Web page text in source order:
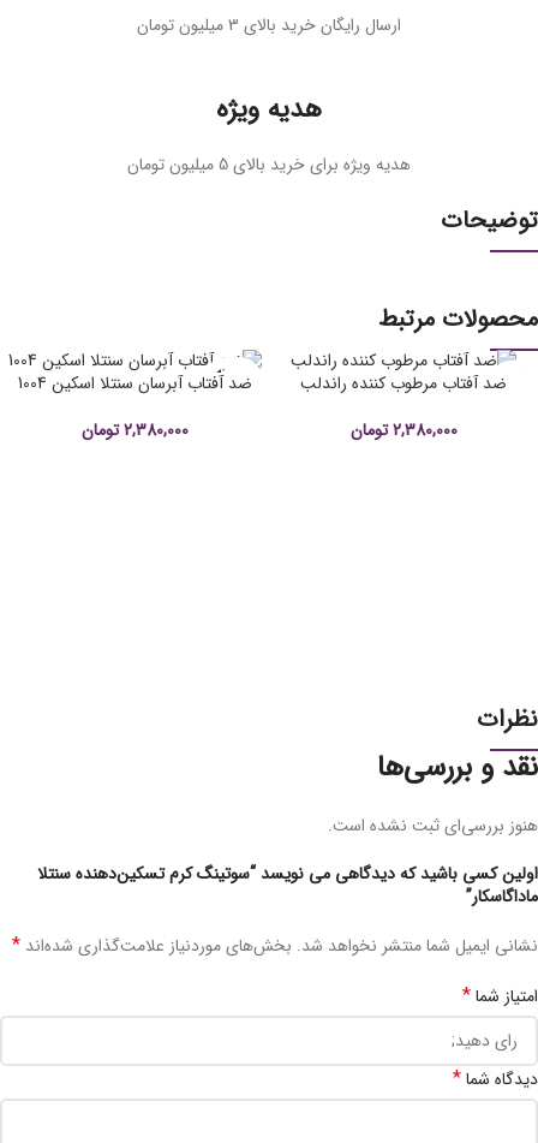
ارسال رایگان خرید بالای 3 میلیون تومان
هدیه ویژه
هدیه ویژه برای خرید بالای 5 میلیون تومان
توضیحات
محصولات مرتبط
ضد آفتاب مرطوب کننده راندلب
2,380,000 تومان
فروخته
شده
ضد آفتاب آبرسان سنتلا اسکین 1004
2,380,000 تومان
نظرات
نقد و بررسی‌ها
هنوز بررسی‌ای ثبت نشده است.
اولین کسی باشید که دیدگاهی می نویسد “سوتینگ کرم تسکین‌دهنده سنتلا
ماداگاسکار”
نشانی ایمیل شما منتشر نخواهد شد. بخش‌های موردنیاز علامت‌گذاری شده‌اند *
امتیاز شما*
دیدگاه شما*